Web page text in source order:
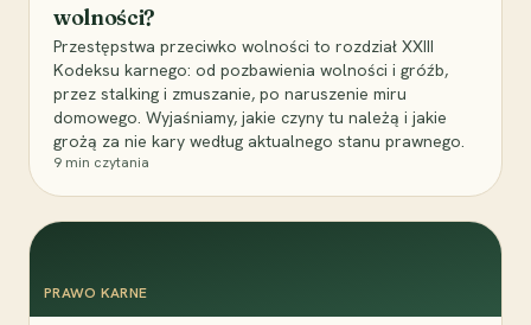
wolności?
Przestępstwa przeciwko wolności to rozdział XXIII
Kodeksu karnego: od pozbawienia wolności i gróźb,
przez stalking i zmuszanie, po naruszenie miru
domowego. Wyjaśniamy, jakie czyny tu należą i jakie
grożą za nie kary według aktualnego stanu prawnego.
9 min czytania
PRAWO KARNE